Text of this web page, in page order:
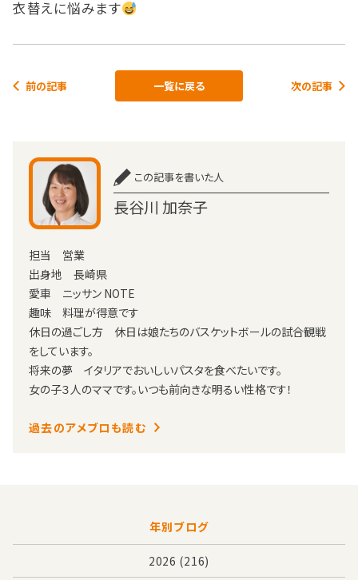
衣替えに悩みます
前の記事 一覧に戻る 次の記事
この記事を書いた人
長谷川 加奈子
担当 営業
出身地 長崎県
愛車 ニッサン NOTE
趣味 料理が得意です
休日の過ごし方 休日は娘たちのバスケットボールの試合観戦
をしています。
将来の夢 イタリアでおいしいパスタを食べたいです。
女の子３人のママです。いつも前向きな明るい性格です！
過去のアメブロも読む
年別ブログ
2026 (216)